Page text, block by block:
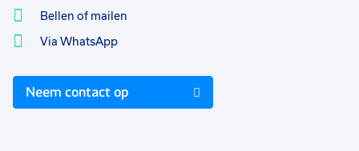
Bellen of mailen
Via WhatsApp
Neem contact op